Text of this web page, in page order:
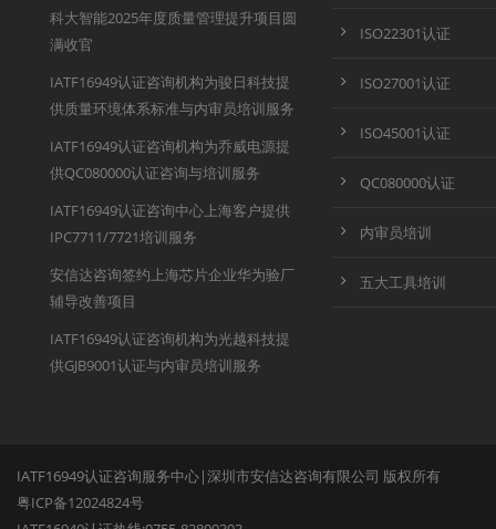
科大智能2025年度质量管理提升项目圆
满收官
IATF16949认证咨询机构为骏日科技提
供质量环境体系标准与内审员培训服务
IATF16949认证咨询机构为乔威电源提
供QC080000认证咨询与培训服务
IATF16949认证咨询中心上海客户提供
IPC7711/7721培训服务
安信达咨询签约上海芯片企业华为验厂
辅导改善项目
IATF16949认证咨询机构为光越科技提
供GJB9001认证与内审员培训服务
ISO22301认证
ISO27001认证
ISO45001认证
QC080000认证
内审员培训
五大工具培训
IATF16949认证咨询服务中心|深圳市安信达咨询有限公司 版权所有
粤ICP备12024824号